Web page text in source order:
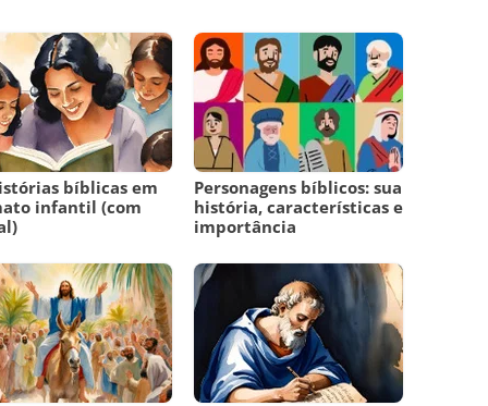
bíblicas em
infantil (com
Personagens bíblicos: sua
história, características e
importância